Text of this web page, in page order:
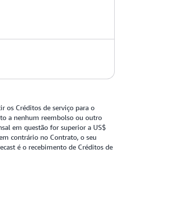
os Créditos de serviço para o
a nenhum reembolso ou outro
em questão for superior a US$
contrário no Contrato, o seu
é o recebimento de Créditos de